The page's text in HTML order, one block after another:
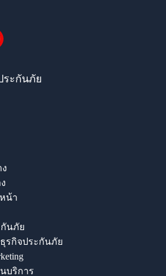
ระกันภัย
น้า
นภัย
รกิจประกันภัย
บริการ